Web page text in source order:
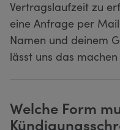
Vertragslaufzeit zu
eine Anfrage per
Namen und deinem
lässt uns das
Welche Form